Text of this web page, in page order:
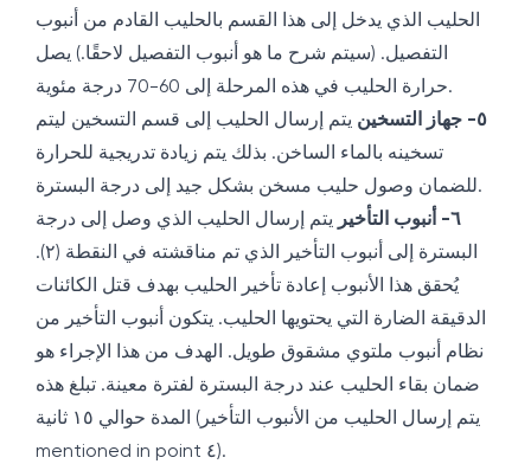
الحليب الذي يدخل إلى هذا القسم بالحليب القادم من أنبوب
التفصيل. (سيتم شرح ما هو أنبوب التفصيل لاحقًا.) يصل
حرارة الحليب في هذه المرحلة إلى 60-70 درجة مئوية.
٥- جهاز التسخين
يتم إرسال الحليب إلى قسم التسخين ليتم
تسخينه بالماء الساخن. بذلك يتم زيادة تدريجية للحرارة
للضمان وصول حليب مسخن بشكل جيد إلى درجة البسترة.
٦- أنبوب التأخير
يتم إرسال الحليب الذي وصل إلى درجة
البسترة إلى أنبوب التأخير الذي تم مناقشته في النقطة (٢).
يُحقق هذا الأنبوب إعادة تأخير الحليب بهدف قتل الكائنات
الدقيقة الضارة التي يحتويها الحليب. يتكون أنبوب التأخير من
نظام أنبوب ملتوي مشقوق طويل. الهدف من هذا الإجراء هو
ضمان بقاء الحليب عند درجة البسترة لفترة معينة. تبلغ هذه
المدة حوالي ١٥ ثانية (يتم إرسال الحليب من الأنبوب التأخير
mentioned in point ٤).